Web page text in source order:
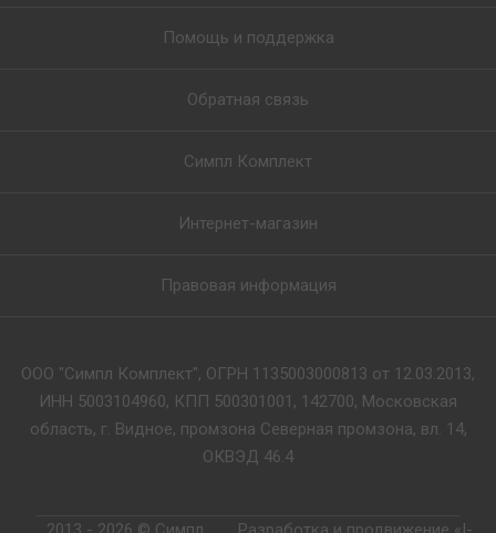
Помощь и поддержка
Обратная связь
Симпл Комплект
Интернет-магазин
Правовая информация
ООО "Симпл Комплект", ОГРН 1135003000813 от 12.03.2013,
ИНН 5003104960, КПП 500301001, 142700, Московская
область, г. Видное, промзона Северная промзона, вл. 14,
ОКВЭД 46.4